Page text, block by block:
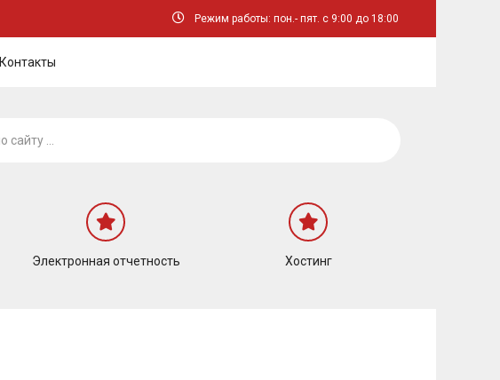
Режим работы: пон.- пят. с 9:00 до 18:00
Контакты
Электронная отчетность Хостинг